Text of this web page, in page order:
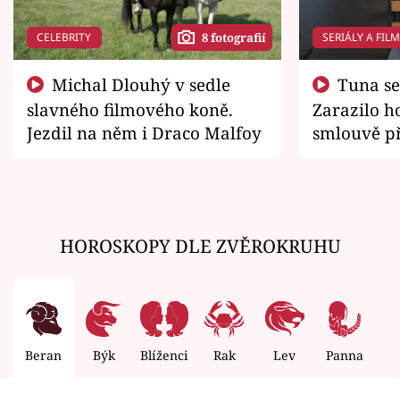
CELEBRITY 8 fotografií
slavného filmového koně.
Jezdil na něm i Draco Malfoy
SERIÁLY A
Zarazilo
smlouvě
HOROSKOPY DLE ZVĚROKRUHU
Beran Býk Blíženci Rak Lev Panna